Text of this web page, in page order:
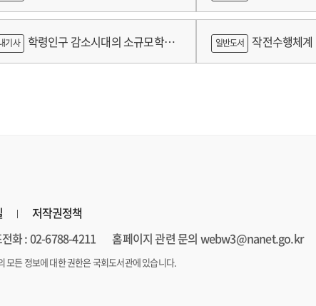
기사 학령인구 감소시대의 소규모학교 가제를 중심으로
일반도서 작전수행체
저작권정책
화 : 02-6788-4211 홈페이지 관련 문의 webw3@nanet.go.kr
모든 정보에 대한 권한은 국회도서관에 있습니다.